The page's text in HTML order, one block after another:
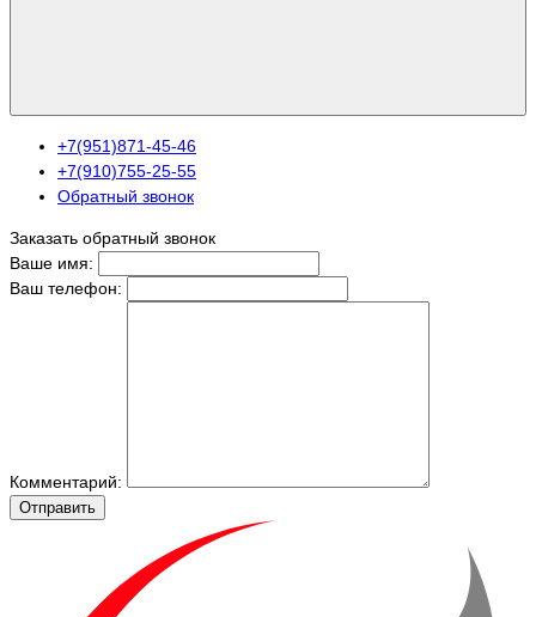
+7(951)871-45-46
+7(910)755-25-55
Обратный звонок
Заказать обратный звонок
Ваше имя:
Ваш телефон:
Комментарий:
Отправить